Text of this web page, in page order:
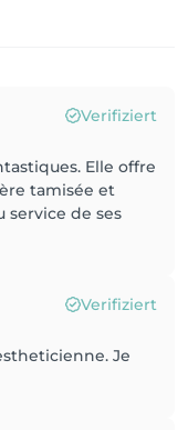
Verifiziert
Elle offre
tamisée et
service de ses
Verifiziert
Je